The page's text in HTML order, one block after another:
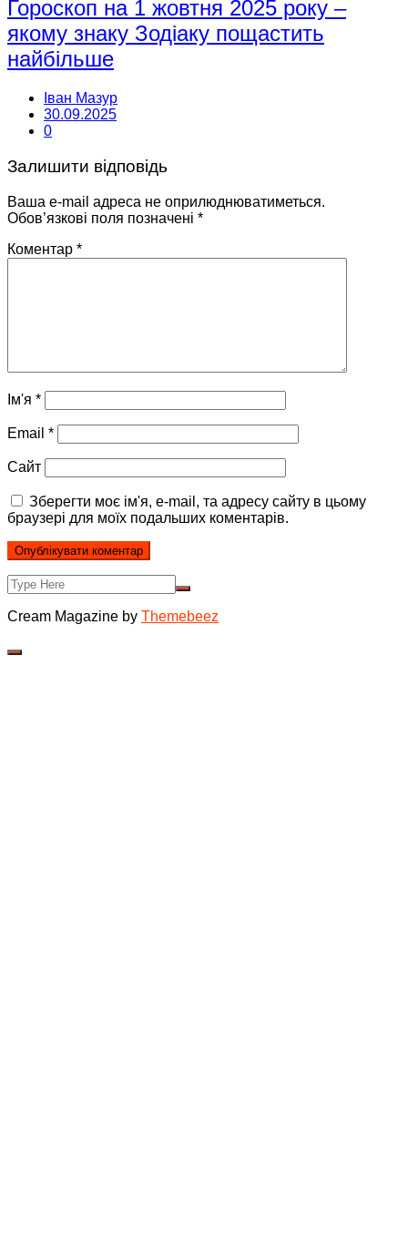
Гороскоп на 1 жовтня 2025 року –
якому знаку Зодіаку пощастить
найбільше
Іван Мазур
30.09.2025
0
Залишити відповідь
Ваша e-mail адреса не оприлюднюватиметься.
Обов’язкові поля позначені *
Коментар *
Ім'я *
Email *
Сайт
Зберегти моє ім'я, e-mail, та адресу сайту в цьому
браузері для моїх подальших коментарів.
Cream Magazine by Themebeez